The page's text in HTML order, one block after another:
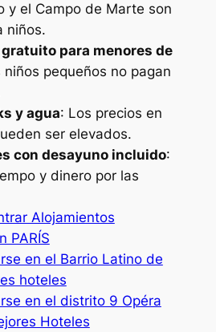
y el Campo de Marte son
niños.
para menores de
niños pequeños no pagan
y agua: Los precios en
ser elevados.
con desayuno incluido:
y dinero por las
Alojamientos
PARÍS
en el Barrio Latino de
hoteles
en el distrito 9 Opéra
Hoteles